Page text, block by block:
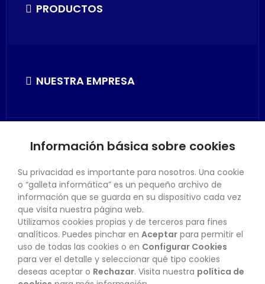
PRODUCTOS
NUESTRA EMPRESA
SU CUENTA
CONTACTO
BOLETÍN
Información básica sobre cookies
Su privacidad es importante para nosotros. Una cookie
o “galleta informática” es un pequeño archivo de
información que se guarda en su dispositivo cada vez
que visita nuestra página web.
Utilizamos cookies propias y de terceros para fines
analíticos. Puedes pinchar en Aceptar para permitir el
uso de todas las cookies o en Configurar Cookies
para ver el detalle y seleccionar qué tipo cookies
deseas aceptar o Rechazar. Visita nuestra política de